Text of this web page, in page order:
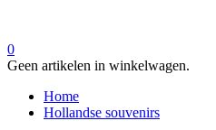
0
Geen artikelen in winkelwagen.
Home
Hollandse souvenirs